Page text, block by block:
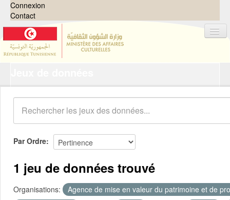
Connexion
Contact
Organisations
Groupes
Demandes 0
À propos
Par Ordre
1 jeu de données trouvé
Organisations:
Agence de mise en valeur du patrimoine et de